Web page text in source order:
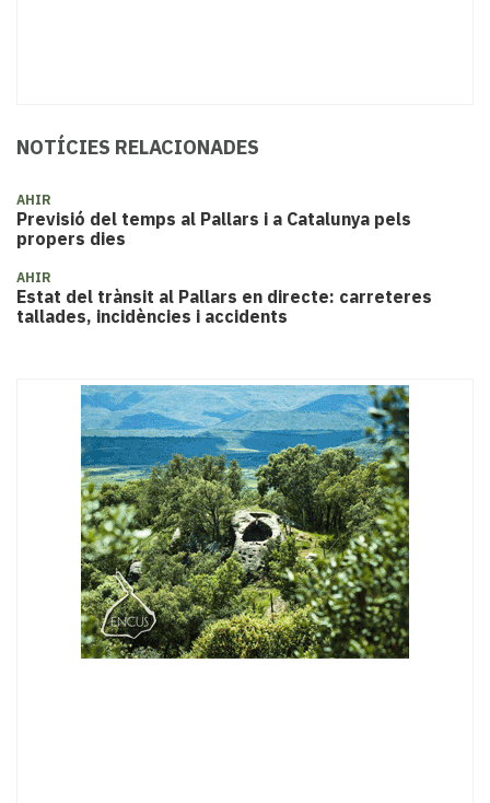
NOTÍCIES RELACIONADES
AHIR
Previsió del temps al Pallars i a Catalunya pels
propers dies
AHIR
Estat del trànsit al Pallars en directe: carreteres
tallades, incidències i accidents